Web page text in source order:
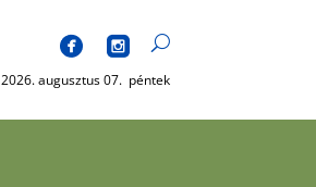
2026. augusztus 07. péntek